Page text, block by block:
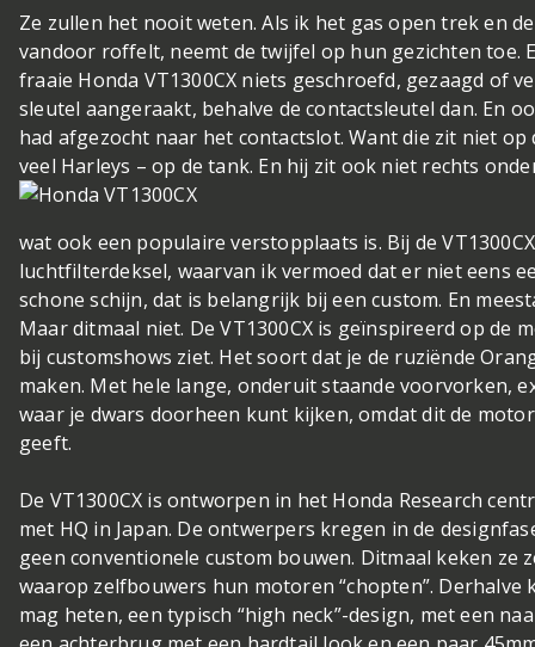
Ze zullen het nooit weten. Als ik het gas open trek en
vandoor roffelt, neemt de twijfel op hun gezichten toe.
fraaie Honda VT1300CX niets geschroefd, gezaagd of
sleutel aangeraakt, behalve de contactsleutel dan. En
had afgezocht naar het contactslot. Want die zit niet
veel Harleys – op de tank. En hij zit ook niet rechts
wat ook een populaire verstopplaats is. Bij de
luchtfilterdeksel, waarvan ik vermoed dat er niet eens
schone schijn, dat is belangrijk bij een custom. En
Maar ditmaal niet. De VT1300CX is geïnspireerd op de
bij customshows ziet. Het soort dat je de ruziënde
maken. Met hele lange, onderuit staande voorvorken,
waar je dwars doorheen kunt kijken, omdat dit de
geeft.
De VT1300CX is ontworpen in het Honda Research
met HQ in Japan. De ontwerpers kregen in de
geen conventionele custom bouwen. Ditmaal keken ze
waarop zelfbouwers hun motoren “chopten”. Derhalve
mag heten, een typisch “high neck”-design, met een